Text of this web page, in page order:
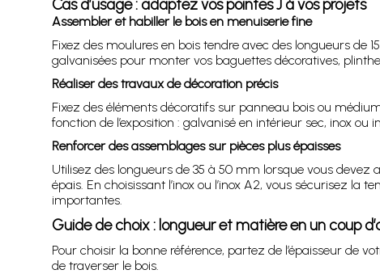
Cas d’usage : adaptez vos pointes J à vos projets
Assembler et habiller le bois en menuiserie fine
Fixez des moulures en bois tendre avec des longueurs
galvanisées pour monter vos baguettes décoratives,
Réaliser des travaux de décoration précis
Fixez des éléments décoratifs sur panneau bois ou
fonction de l’exposition : galvanisé en intérieur sec, inox
Renforcer des assemblages sur pièces plus épaisses
Utilisez des longueurs de 35 à 50 mm lorsque vous
épais. En choisissant l’inox ou l’inox A2, vous sécurisez
importantes.
Guide de choix : longueur et matière en un coup
Pour choisir la bonne référence, partez de l’épaisseur de
de traverser le bois.